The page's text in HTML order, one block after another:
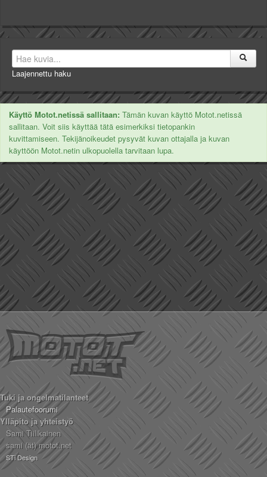
Laajennettu haku
Käyttö Motot.netissä sallitaan: Tämän kuvan käyttö Motot.netissä
sallitaan. Voit siis käyttää tätä esimerkiksi tietopankin
kuvittamiseen. Tekijänoikeudet pysyvät kuvan ottajalla ja kuvan
käyttöön Motot.netin ulkopuolella tarvitaan lupa.
Tuki ja ongelmatilanteet
Palautefoorumi
Ylläpito ja yhteistyö
Sami Tiilikainen
sami (ät) motot.net
STi Design